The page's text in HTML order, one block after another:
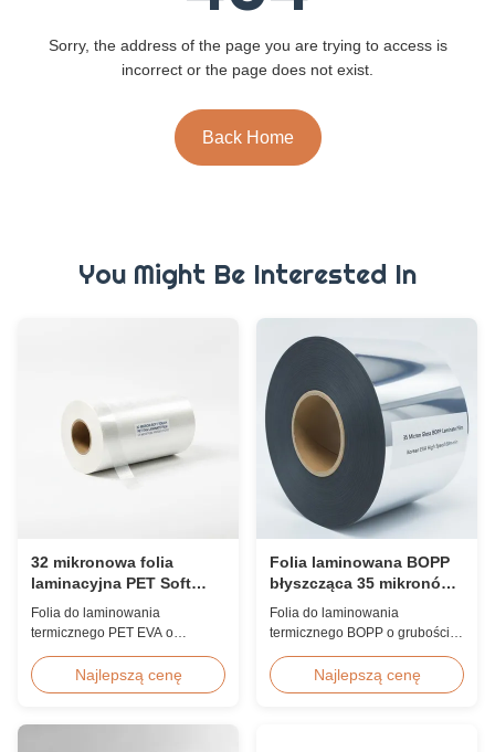
Sorry, the address of the page you are trying to access is
incorrect or the page does not exist.
Back Home
You Might Be Interested In
32 mikronowa folia
laminacyjna PET Soft
Touch odporna na
promieniowanie UV i
Folia do laminowania
termicznego PET EVA o
dwustronną obróbką koronową,
ochroną przed
Najlepszą cenę
Folia laminowana BOPP
błyszcząca 35 mikronów,
koreańska EVA, wysoka
prędkość 60m/min
Folia do laminowania
termicznego BOPP o grubości
jakości koreańskim klejem EVA,
szerokość 2200 mm, prędkość
Najlepszą cenę